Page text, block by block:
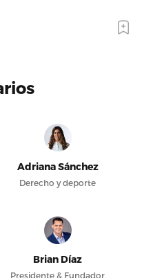
Adriana Sánchez
Derecho y deporte
Brian Díaz
Presidente & Fundador